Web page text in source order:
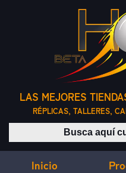
LAS MEJORES
RÉPLICAS, TALLERES,
Inicio